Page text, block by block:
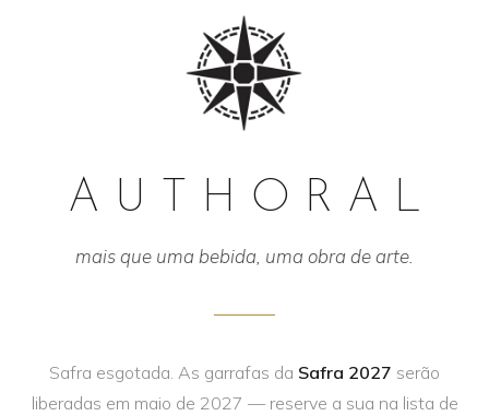
AUTHORAL
mais que uma bebida, uma obra de arte.
Safra esgotada. As garrafas da Safra 2027 serão
liberadas em maio de 2027 — reserve a sua na lista de